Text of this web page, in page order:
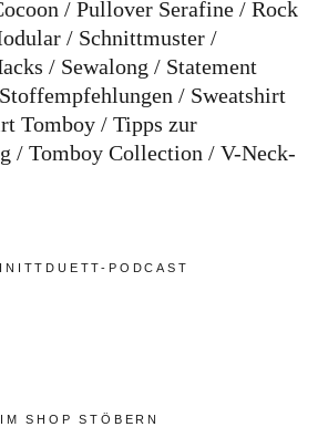
Pullover Serafine
Rock
Schnittmuster
Sewalong
Statement
Stoffempfehlungen
Sweatshirt
Tomboy
Tipps zur
Tomboy Collection
V-Neck-
PODCAST
IM SHOP STÖBERN